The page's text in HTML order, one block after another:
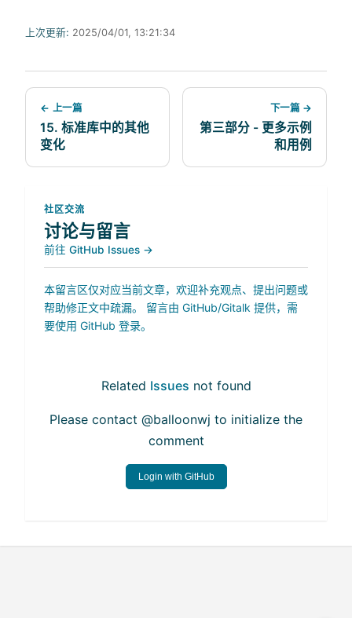
上次更新: 2025/04/01, 13:21:34
← 上一篇
15. 标准库中的其他
变化
下一篇 →
第三部分 - 更多示例
和用例
社区交流
讨论与留言
前往 GitHub Issues →
本留言区仅对应当前文章，欢迎补充观点、提出问题或
帮助修正文中疏漏。 留言由 GitHub/Gitalk 提供，需
要使用 GitHub 登录。
Related Issues not found
Please contact @balloonwj to initialize the
comment
Login with GitHub